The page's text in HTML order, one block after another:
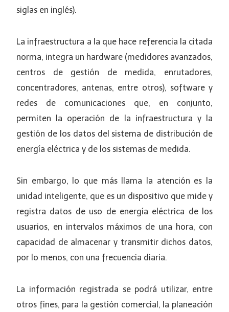
siglas en inglés).
La infraestructura a la que hace referencia la citada
norma, integra un hardware (medidores avanzados,
centros de gestión de medida, enrutadores,
concentradores, antenas, entre otros), software y
redes de comunicaciones que, en conjunto,
permiten la operación de la infraestructura y la
gestión de los datos del sistema de distribución de
energía eléctrica y de los sistemas de medida.
Sin embargo, lo que más llama la atención es la
unidad inteligente, que es un dispositivo que mide y
registra datos de uso de energía eléctrica de los
usuarios, en intervalos máximos de una hora, con
capacidad de almacenar y transmitir dichos datos,
por lo menos, con una frecuencia diaria.
La información registrada se podrá utilizar, entre
otros fines, para la gestión comercial, la planeación